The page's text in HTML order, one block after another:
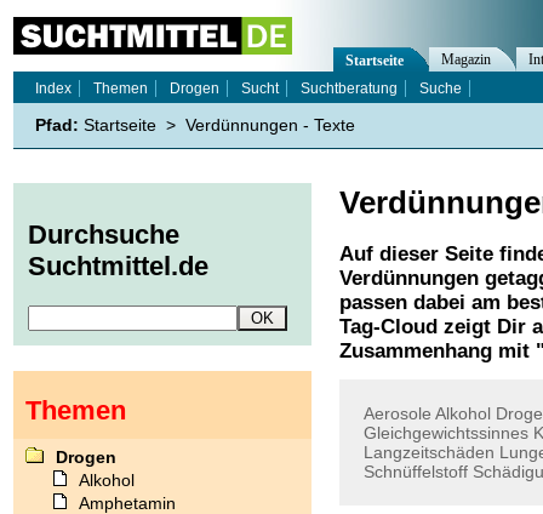
Auf dieser Seite
Verdünnungen
passen dabei am
Tag-Cloud zeigt Dir
Zusammenhang mit
Aerosole Alkohol
Gleichgewichtssinnes
Langzeitschäden
Schnüffelstoff
Startseite Magazin
Index
Themen Drogen Sucht Suchtberatung Suche
Pfad: Startseite > Verdünnungen - Texte
Durchsuche
Suchtmittel.de
Themen
Drogen
Alkohol
Amphetamin